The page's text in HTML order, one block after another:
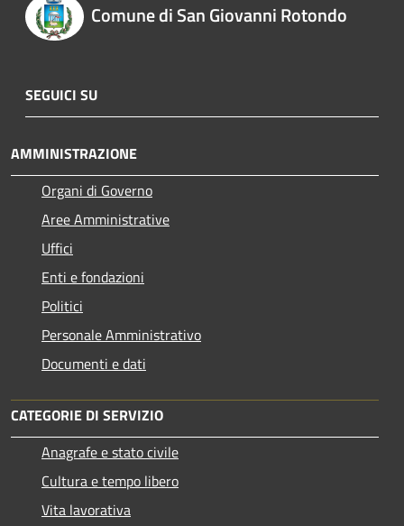
Comune di San Giovanni Rotondo
SEGUICI SU
AMMINISTRAZIONE
Organi di Governo
Aree Amministrative
Uffici
Enti e fondazioni
Politici
Personale Amministrativo
Documenti e dati
CATEGORIE DI SERVIZIO
Anagrafe e stato civile
Cultura e tempo libero
Vita lavorativa